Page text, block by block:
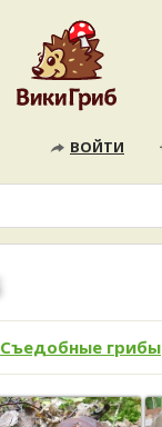
ВОЙТИ
Съедобные грибы